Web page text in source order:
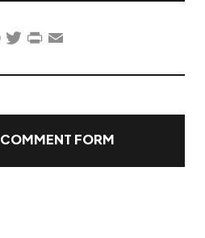
TwitterPrintFriendly
Email
FORM